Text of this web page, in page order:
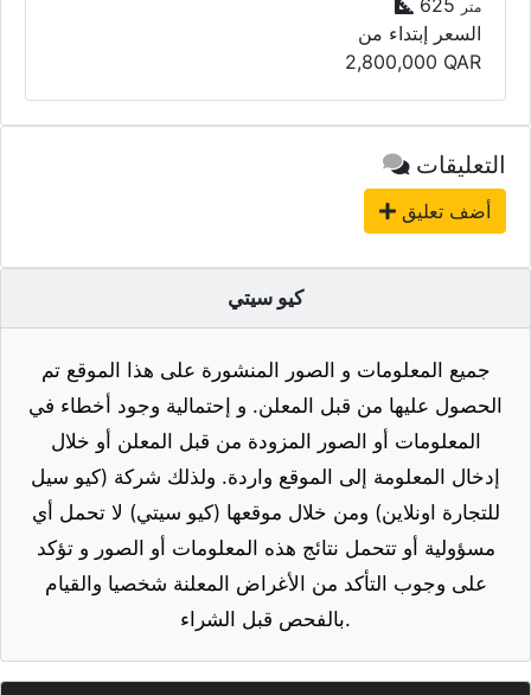
625 متر
السعر إبتداء من
2,800,000 QAR
التعليقات
أضف تعليق
كيو سيتي
جميع المعلومات و الصور المنشورة على هذا الموقع تم
الحصول عليها من قبل المعلن. و إحتمالية وجود أخطاء في
المعلومات أو الصور المزودة من قبل المعلن أو خلال
إدخال المعلومة إلى الموقع واردة. ولذلك شركة (كيو سيل
للتجارة اونلاين) ومن خلال موقعها (كيو سيتي) لا تحمل أي
مسؤولية أو تتحمل نتائج هذه المعلومات أو الصور و تؤكد
على وجوب التأكد من الأغراض المعلنة شخصيا والقيام
بالفحص قبل الشراء.